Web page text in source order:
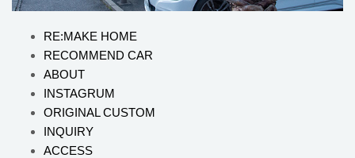
RE:MAKE HOME
RECOMMEND CAR
ABOUT
INSTAGRUM
ORIGINAL CUSTOM
INQUIRY
ACCESS